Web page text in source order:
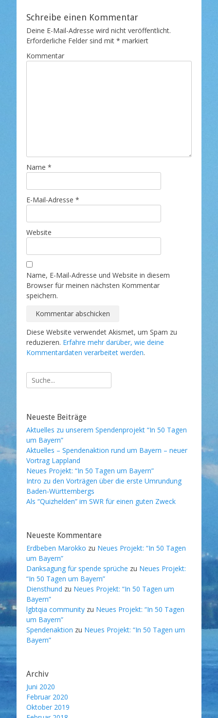
Schreibe einen Kommentar
Deine E-Mail-Adresse wird nicht veröffentlicht.
Erforderliche Felder sind mit * markiert
Kommentar
Name *
E-Mail-Adresse *
Website
Name, E-Mail-Adresse und Website in diesem
Browser für meinen nächsten Kommentar
speichern.
Diese Website verwendet Akismet, um Spam zu
reduzieren. Erfahre mehr darüber, wie deine
Kommentardaten verarbeitet werden.
Suche
nach:
Neueste Beiträge
Aktuelles zu unserem Spendenprojekt “In 50 Tagen
um Bayern”
Aktuelles – Spendenaktion rund um Bayern – neuer
Vortrag Lappland
Neues Projekt: “In 50 Tagen um Bayern”
Intro zu den Vorträgen über die erste Umrundung
Baden-Württembergs
Als “Quizhelden” im SWR für einen guten Zweck
Neueste Kommentare
Erdbeben Marokko zu Neues Projekt: “In 50 Tagen
um Bayern”
Danksagung für spende sprüche zu Neues Projekt:
“In 50 Tagen um Bayern”
Diensthund zu Neues Projekt: “In 50 Tagen um
Bayern”
lgbtqia community zu Neues Projekt: “In 50 Tagen
um Bayern”
Spendenaktion zu Neues Projekt: “In 50 Tagen um
Bayern”
Archiv
Juni 2020
Februar 2020
Oktober 2019